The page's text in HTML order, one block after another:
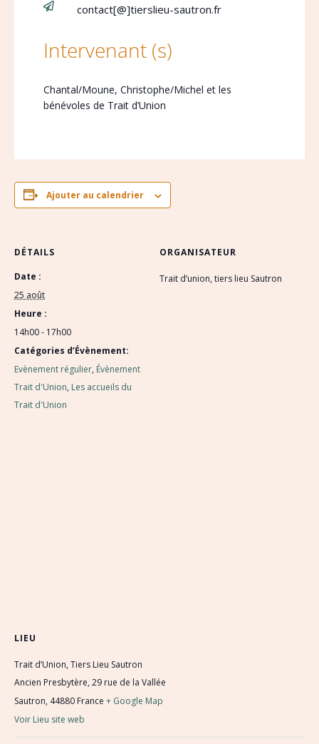
 contact[@]tierslieu-sautron.fr
Intervenant (s)
Chantal/Moune, Christophe/Michel et les
bénévoles de Trait d’Union
Ajouter au calendrier
DÉTAILS
Date :
25 août
Heure :
14h00 - 17h00
Catégories d’Évènement:
Evènement régulier, Évènement
Trait d'Union, Les accueils du
Trait d'Union
ORGANISATEUR
Trait d’union, tiers lieu Sautron
LIEU
Trait d’Union, Tiers Lieu Sautron
Ancien Presbytère, 29 rue de la Vallée
Sautron, 44880 France + Google Map
Voir Lieu site web